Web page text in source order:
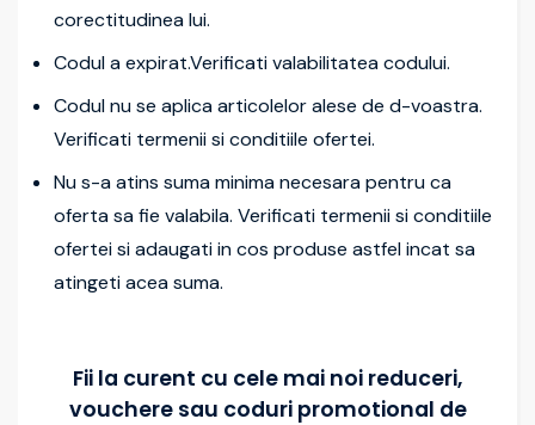
corectitudinea lui.
Codul a expirat.Verificati valabilitatea codului.
Codul nu se aplica articolelor alese de d-voastra.
Verificati termenii si conditiile ofertei.
Nu s-a atins suma minima necesara pentru ca
oferta sa fie valabila. Verificati termenii si conditiile
ofertei si adaugati in cos produse astfel incat sa
atingeti acea suma.
Fii la curent cu cele mai noi reduceri,
vouchere sau coduri promotional de